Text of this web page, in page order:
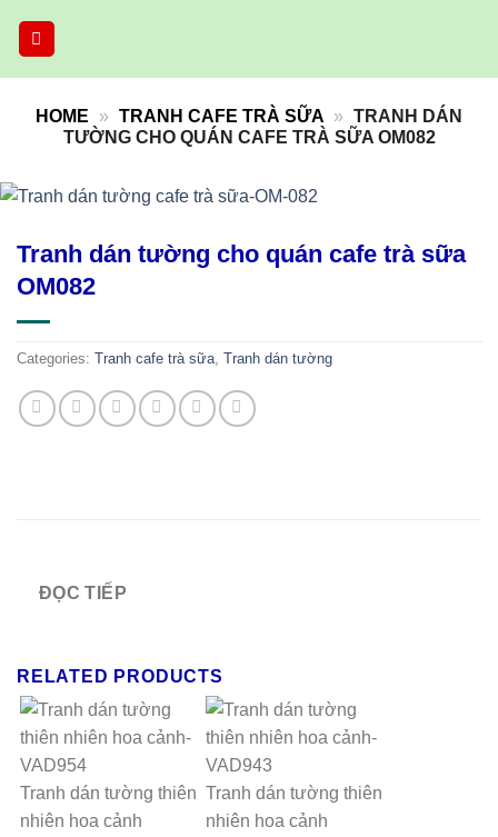
HOME » TRANH CAFE TRÀ SỮA » TRANH DÁN
TƯỜNG CHO QUÁN CAFE TRÀ SỮA OM082
Tranh dán tường cho quán cafe trà sữa
OM082
Categories: Tranh cafe trà sữa, Tranh dán tường
ĐỌC TIẾP
RELATED PRODUCTS
Tranh dán tường thiên
nhiên hoa cảnh
Tranh dán tường thiên
nhiên hoa cảnh